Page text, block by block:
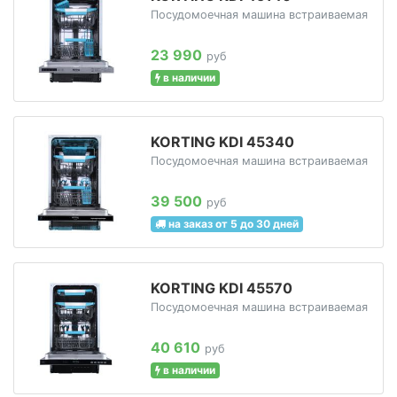
Посудомоечная машина встраиваемая
23 990 руб
в наличии
KORTING KDI 45340
Посудомоечная машина встраиваемая
39 500 руб
на заказ от 5 до 30 дней
KORTING KDI 45570
Посудомоечная машина встраиваемая
40 610 руб
в наличии